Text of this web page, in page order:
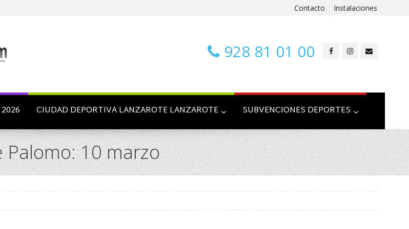
Contacto Instalaciones
928 81 01 00
CIUDAD DEPORTIVA LANZAROTE LANZAROTE SUBVENCIONES DEPORTES
Palomo: 10 marzo